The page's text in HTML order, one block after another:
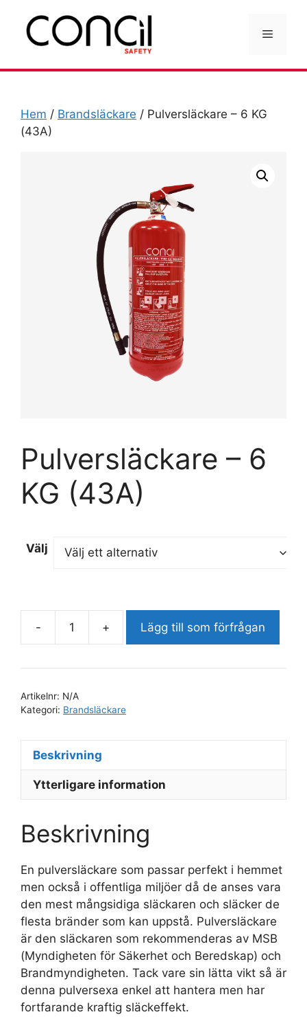
innehåll
Meny
Hem / Brandsläckare / Pulversläckare – 6 KG
(43A)
Pulversläckare – 6
KG (43A)
Välj
-
Pulversläckare
6
+ Lägg till som förfrågan
Artikelnr: N/A
Kategori: Brandsläckare
Beskrivning
Ytterligare information
Beskrivning
En pulversläckare som passar perfekt i hemmet
men också i offentliga miljöer då de anses vara
den mest mångsidiga släckaren och släcker de
flesta bränder som kan uppstå. Pulversläckare
är den släckaren som rekommenderas av MSB
(Myndigheten för Säkerhet och Beredskap) och
Brandmyndigheten. Tack vare sin lätta vikt så är
denna pulversexa enkel att hantera men har
fortfarande kraftig släckeffekt.